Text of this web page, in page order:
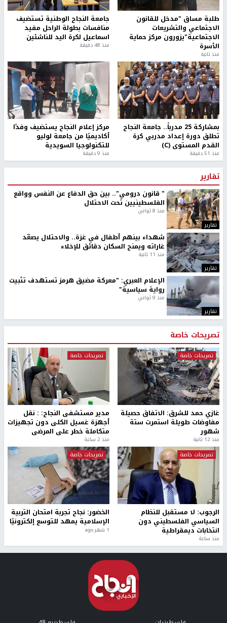
طلبة مساق "مدخل للقانون
الاجتماعي والتشريعات
الاجتماعية"يزورون مركز حماية
الأسرة
منذ ثانية
جامعة النجاح الوطنية تستضيف
منافسات بطولة الراحل مفيد
اسماعيل لكرة اليد للناشئين
منذ 48 دقيقة
بمشاركة 25 مدرباً.. جامعة النجاح
تطلق دورة إعداد مدربي كرة
القدم المستوى (C)
منذ 51 دقيقة
مركز إعلام النجاح يستضيف وفدًا
أكاديميًا من جامعة لوليو
للتكنولوجيا السويدية
منذ 9 دقيقة
تقارير
تقارير
" قانون درومي".. بين حق الدفاع عن النفس وواقع
الفلسطينيين تحت الاحتلال
منذ 8 ثواني
تقارير
شهداء بينهم أطفال في غزة.. والاحتلال يصعّد
غاراته ويمنح السكان دقائق للإخلاء
منذ 11 ثانية
تقارير
الإعلام العبري: "معركة مضيق هرمز تستهدف تثبيت
رواية سياسية"
منذ 9 ثواني
تصريحات خاصة
تصريحات خاصة
غازي حمد للشرق: الاتفاق حصيلة
مفاوضات طويلة استمرت ستة
شهور
منذ 12 ثانية
تصريحات خاصة
مدير مستشفى النجاح: : نقل
أجهزة غسيل الكلى دون تجهيزات
متكاملة خطر على المرضى
منذ 2 ساعة
تصريحات خاصة
الرجوب: لا مستقبل للنظام
السياسي الفلسطيني دون
انتخابات ديمقراطية
منذ ساعة
تصريحات خاصة
الخضور: نجاح تجربة امتحان التربية
الإسلامية يمهد للتوسع إلكترونيًا
1 شهر ago